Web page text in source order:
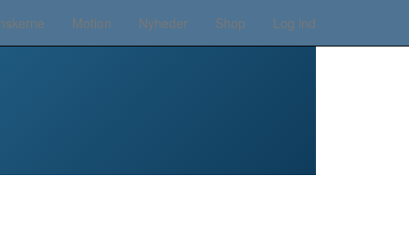
Motion Nyheder Shop Log ind